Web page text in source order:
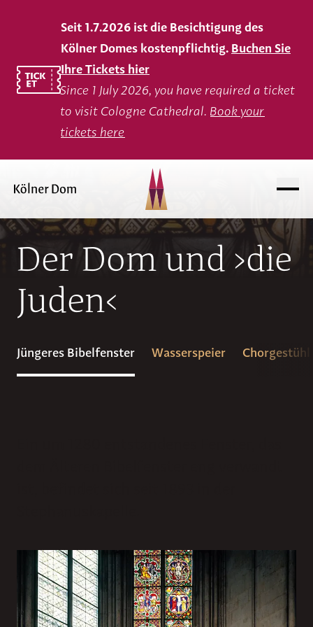
Seit 1.7.2026 ist die Besichtigung des
Kölner Domes kostenpflichtig. Buchen Sie
Ihre Tickets hier
Since 1 July 2026, you have required a ticket
to visit Cologne Cathedral. Book your
tickets here
Der Dom und ›die
Juden‹
Jüngeres Bibelfenster Wasserspeier Chorgestühl